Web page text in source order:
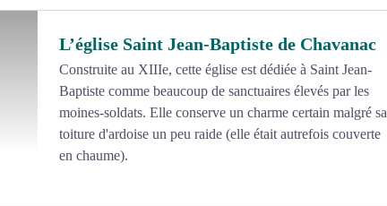
en plein écran
L’église Saint Jean-Baptiste de Chavanac
Construite au XIIIe, cette église est dédiée à Saint Jean-
Baptiste comme beaucoup de sanctuaires élevés par les
moines-soldats. Elle conserve un charme certain malgré sa
toiture d'ardoise un peu raide (elle était autrefois couverte
en chaume).